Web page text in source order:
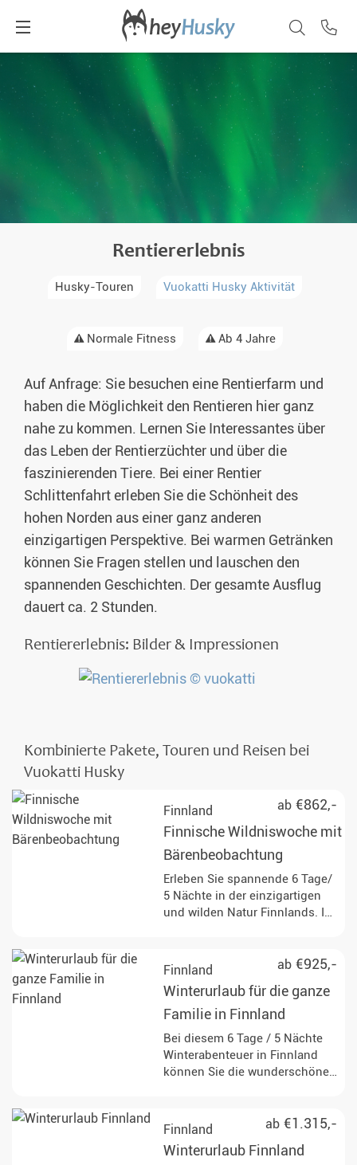
Rentiererlebnis
Husky-Touren Vuokatti Husky Aktivität
Normale Fitness Ab 4 Jahre
Auf Anfrage: Sie besuchen eine Rentierfarm und
haben die Möglichkeit den Rentieren hier ganz
nahe zu kommen. Lernen Sie Interessantes über
das Leben der Rentierzüchter und über die
faszinierenden Tiere. Bei einer Rentier
Schlittenfahrt erleben Sie die Schönheit des
hohen Norden aus einer ganz anderen
einzigartigen Perspektive. Bei warmen Getränken
können Sie Fragen stellen und lauschen den
spannenden Geschichten. Der gesamte Ausflug
dauert ca. 2 Stunden.
Rentiererlebnis: Bilder & Impressionen
Kombinierte Pakete, Touren und Reisen bei
Vuokatti Husky
ab €862,-
Finnland
Finnische Wildniswoche mit
Bärenbeobachtung
Erleben Sie spannende 6 Tage/
5 Nächte in der einzigartigen
und wilden Natur Finnlands. Im
Wildbahn und verbringen einen
naturnahen Urlaub voller
Abenteuer.
ab €925,-
Finnland
Winterurlaub für die ganze
Familie in Finnland
Bei diesem 6 Tage / 5 Nächte
Winterabenteuer in Finnland
können Sie die wunderschöne
Hundeschlittenfahren,
Schneeschuhwandern und
Schneemobilfahren die wahre
ab €1.315,-
Finnland
Winterurlaub Finnland